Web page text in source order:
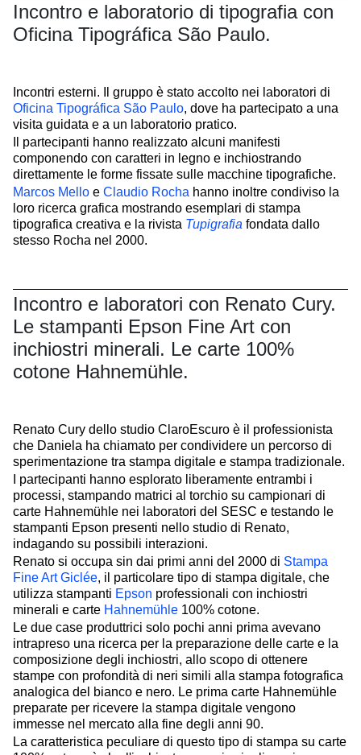
Incontro e laboratorio di tipografia con
Oficina Tipográfica São Paulo.
Incontri esterni. Il gruppo è stato accolto nei laboratori di
Oficina Tipográfica São Paulo, dove ha partecipato a una
visita guidata e a un laboratorio pratico.
Il partecipanti hanno realizzato alcuni manifesti
componendo con caratteri in legno e inchiostrando
direttamente le forme fissate sulle macchine tipografiche.
Marcos Mello e Claudio Rocha hanno inoltre condiviso la
loro ricerca grafica mostrando esemplari di stampa
tipografica creativa e la rivista Tupigrafia fondata dallo
stesso Rocha nel 2000.
Incontro e laboratori con Renato Cury.
Le stampanti Epson Fine Art con
inchiostri minerali. Le carte 100%
cotone Hahnemühle.
Renato Cury dello studio ClaroEscuro è il professionista
che Daniela ha chiamato per condividere un percorso di
sperimentazione tra stampa digitale e stampa tradizionale.
I partecipanti hanno esplorato liberamente entrambi i
processi, stampando matrici al torchio su campionari di
carte Hahnemühle nei laboratori del SESC e testando le
stampanti Epson presenti nello studio di Renato,
indagando su possibili interazioni.
Renato si occupa sin dai primi anni del 2000 di Stampa
Fine Art Giclée, il particolare tipo di stampa digitale, che
utilizza stampanti Epson professionali con inchiostri
minerali e carte Hahnemühle 100% cotone.
Le due case produttrici solo pochi anni prima avevano
intrapreso una ricerca per la preparazione delle carte e la
composizione degli inchiostri, allo scopo di ottenere
stampe con profondità di neri simili alla stampa fotografica
analogica del bianco e nero. Le prima carte Hahnemühle
preparate per ricevere la stampa digitale vengono
immesse nel mercato alla fine degli anni 90.
La caratteristica peculiare di questo tipo di stampa su carte